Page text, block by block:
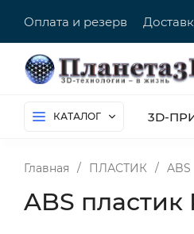
Оплата и резерв
КАТАЛОГ 3D-
Главная / ПЛАСТИК / ABS
ABS пластик